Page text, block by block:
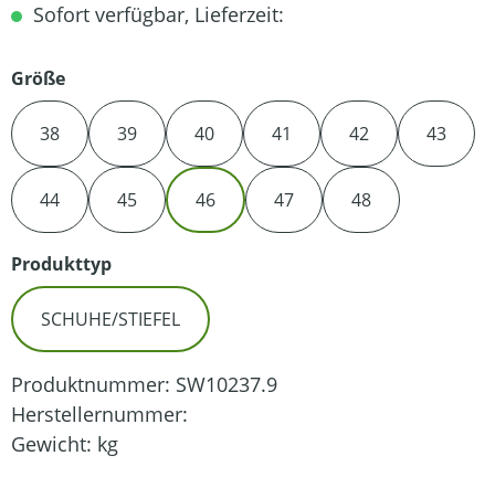
Sofort verfügbar, Lieferzeit:
Größeauswählen
38 39 40 41 42 43
44 45 46 47 48
Produkttypauswählen
SCHUHE/STIEFEL
Produktnummer: SW10237.9
Herstellernummer:
Gewicht: kg